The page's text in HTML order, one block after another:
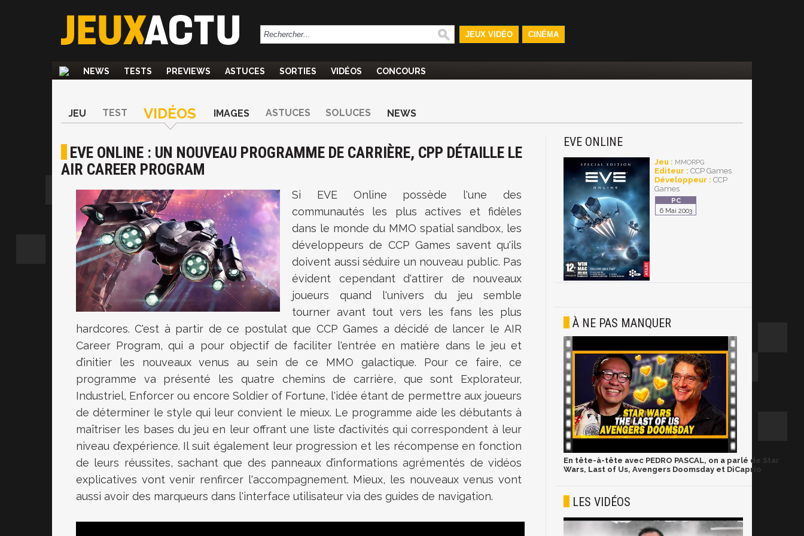
JEUX VIDÉO CINÉMA
NEWS TESTS PREVIEWS ASTUCES SORTIES VIDÉOS CONCOURS
JEU TEST VIDÉOS IMAGES ASTUCES SOLUCES NEWS
EVE ONLINE : UN NOUVEAU PROGRAMME DE CARRIÈRE, CPP DÉTAILLE LE
AIR CAREER PROGRAM
Si EVE Online possède l'une des
communautés les plus actives et fidèles
dans le monde du MMO spatial sandbox, les
développeurs de CCP Games savent qu'ils
doivent aussi séduire un nouveau public. Pas
évident cependant d'attirer de nouveaux
joueurs quand l'univers du jeu semble
tourner avant tout vers les fans les plus
hardcores. C'est à partir de ce postulat que CCP Games a décidé de lancer le AIR
Career Program, qui a pour objectif de faciliter l'entrée en matière dans le jeu et
d’initier les nouveaux venus au sein de ce MMO galactique. Pour ce faire, ce
programme va présenté les quatre chemins de carrière, que sont Explorateur,
Industriel, Enforcer ou encore Soldier of Fortune, l'idée étant de permettre aux joueurs
de déterminer le style qui leur convient le mieux. Le programme aide les débutants à
maîtriser les bases du jeu en leur offrant une liste d’activités qui correspondent à leur
niveau d’expérience. Il suit également leur progression et les récompense en fonction
de leurs réussites, sachant que des panneaux d’informations agrémentés de vidéos
explicatives vont venir renfircer l'accompagnement. Mieux, les nouveaux venus vont
aussi avoir des marqueurs dans l'interface utilisateur via des guides de navigation.
EVE ONLINE
Jeu : MMORPG
Editeur : CCP Games
Développeur : CCP
Games
6 Mai 2003
À NE PAS MANQUER
En tête-à-tête avec PEDRO PASCAL, on a parlé de Star
Wars, Last of Us, Avengers Doomsday et DiCaprio
LES VIDÉOS